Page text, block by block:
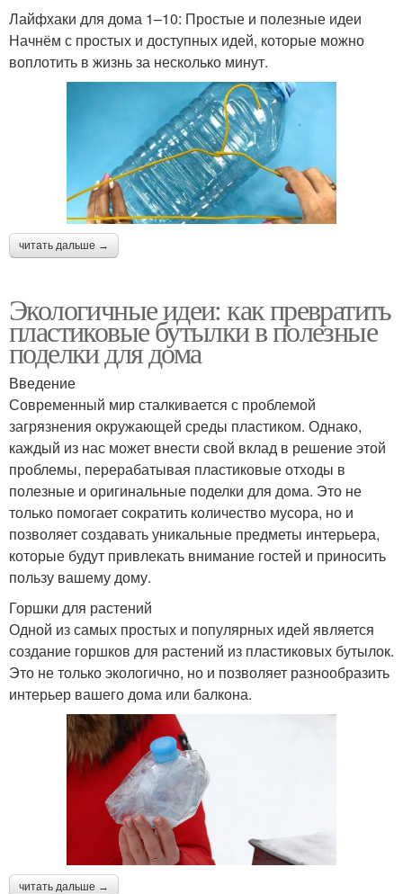
Лайфхаки для дома 1–10: Простые и полезные идеи
Начнём с простых и доступных идей, которые можно
воплотить в жизнь за несколько минут.
читать дальше →
Экологичные идеи: как превратить
пластиковые бутылки в полезные
поделки для дома
Введение
Современный мир сталкивается с проблемой
загрязнения окружающей среды пластиком. Однако,
каждый из нас может внести свой вклад в решение этой
проблемы, перерабатывая пластиковые отходы в
полезные и оригинальные поделки для дома. Это не
только помогает сократить количество мусора, но и
позволяет создавать уникальные предметы интерьера,
которые будут привлекать внимание гостей и приносить
пользу вашему дому.
Горшки для растений
Одной из самых простых и популярных идей является
создание горшков для растений из пластиковых бутылок.
Это не только экологично, но и позволяет разнообразить
интерьер вашего дома или балкона.
читать дальше →